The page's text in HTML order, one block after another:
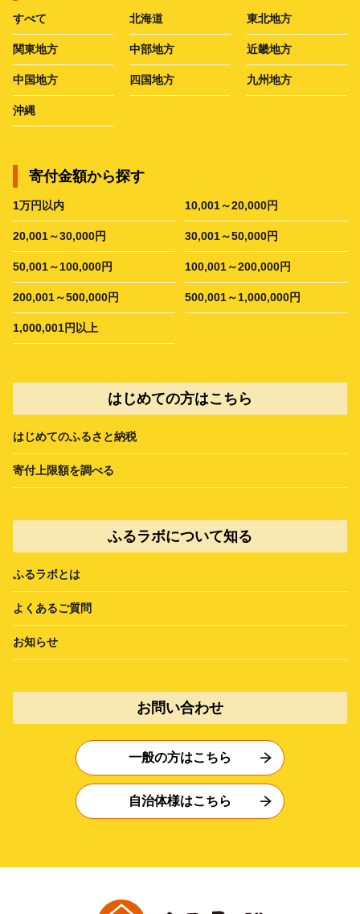
すべて 北海道 東北地方
関東地方 中部地方 近畿地方
中国地方 四国地方 九州地方
沖縄
寄付金額から探す
1万円以内 10,001～20,000円
20,001～30,000円 30,001～50,000円
50,001～100,000円 100,001～200,000円
200,001～500,000円 500,001～1,000,000円
1,000,001円以上
はじめての方はこちら
はじめてのふるさと納税
寄付上限額を調べる
ふるラボについて知る
ふるラボとは
よくあるご質問
お知らせ
お問い合わせ
一般の方はこちら
自治体様はこちら